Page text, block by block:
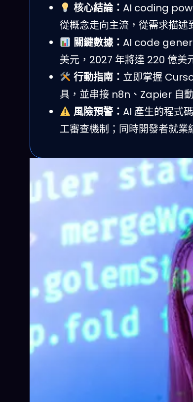
核心結論： AI coding
從概念走向主流，從需求描述
關鍵數據： AI code
美元，2027 年將達 220 億美
行動指南： 立即掌握
具，並串接 n8n、Zapier 自
風險預警： AI 產生的程式
工審查機制；同時開發者就業